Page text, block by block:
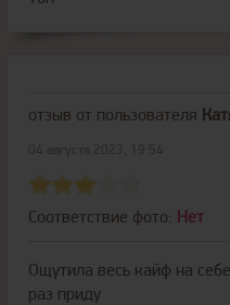
отзыв от пользователя
Соответствие фото: Нет
Ощутила весь кайф на
раз приду